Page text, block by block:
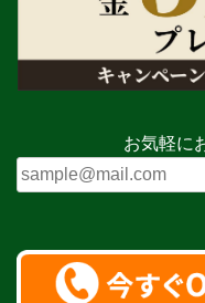
お気軽に